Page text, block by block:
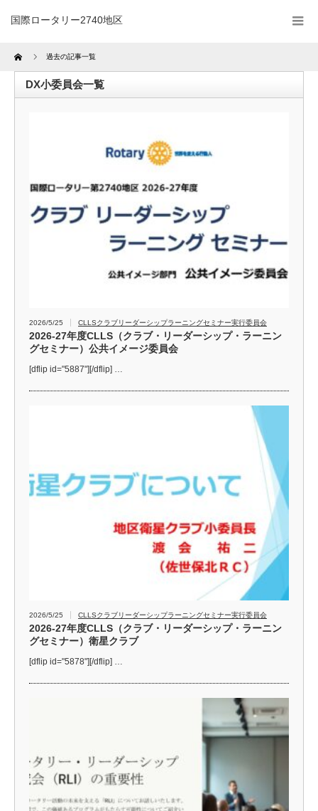
国際ロータリー2740地区
Home 過去の記事一覧
DX小委員会一覧
2026/5/25 CLLSクラブリーダーシップラーニングセミナー実行委員会
2026-27年度CLLS（クラブ・リーダーシップ・ラーニン
グセミナー）公共イメージ委員会
[dflip id="5887"][/dflip] …
2026/5/25 CLLSクラブリーダーシップラーニングセミナー実行委員会
2026-27年度CLLS（クラブ・リーダーシップ・ラーニン
グセミナー）衛星クラブ
[dflip id="5878"][/dflip] …